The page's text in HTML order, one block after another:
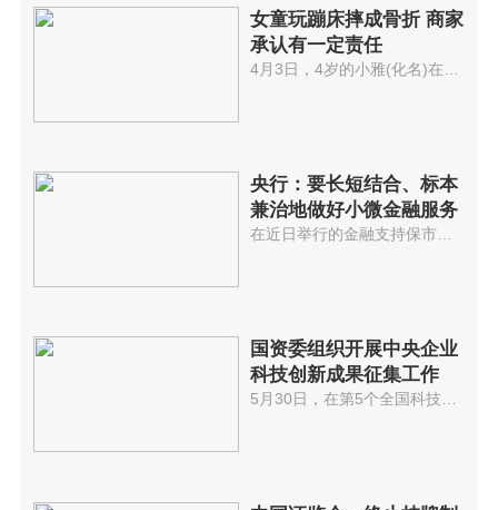
女童玩蹦床摔成骨折 商家
承认有一定责任
4月3日，4岁的小雅(化名)在资阳...
央行：要长短结合、标本
兼治地做好小微金融服务
在近日举行的金融支持保市场主体...
国资委组织开展中央企业
科技创新成果征集工作
5月30日，在第5个全国科技工作者...